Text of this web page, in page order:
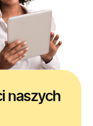
naszych